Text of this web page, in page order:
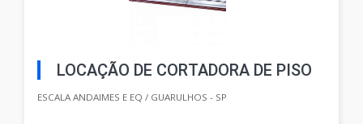
LOCAÇÃO DE CORTADORA DE PISO
ESCALA ANDAIMES E EQ / GUARULHOS - SP